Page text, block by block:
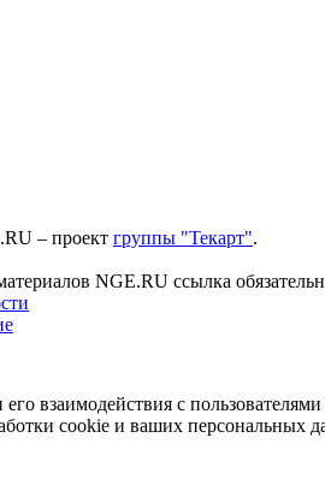
– проект группы "Текарт".
NGE.RU ссылка
его взаимодействия с
cookie и ваших